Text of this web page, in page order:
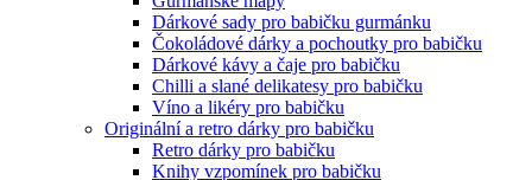
Dárkové sady pro babičku gurmánku
Čokoládové dárky a pochoutky pro babičku
Dárkové kávy a čaje pro babičku
Chilli a slané delikatesy pro babičku
Víno a likéry pro babičku
Originální a retro dárky pro babičku
Retro dárky pro babičku
Knihy vzpomínek pro babičku